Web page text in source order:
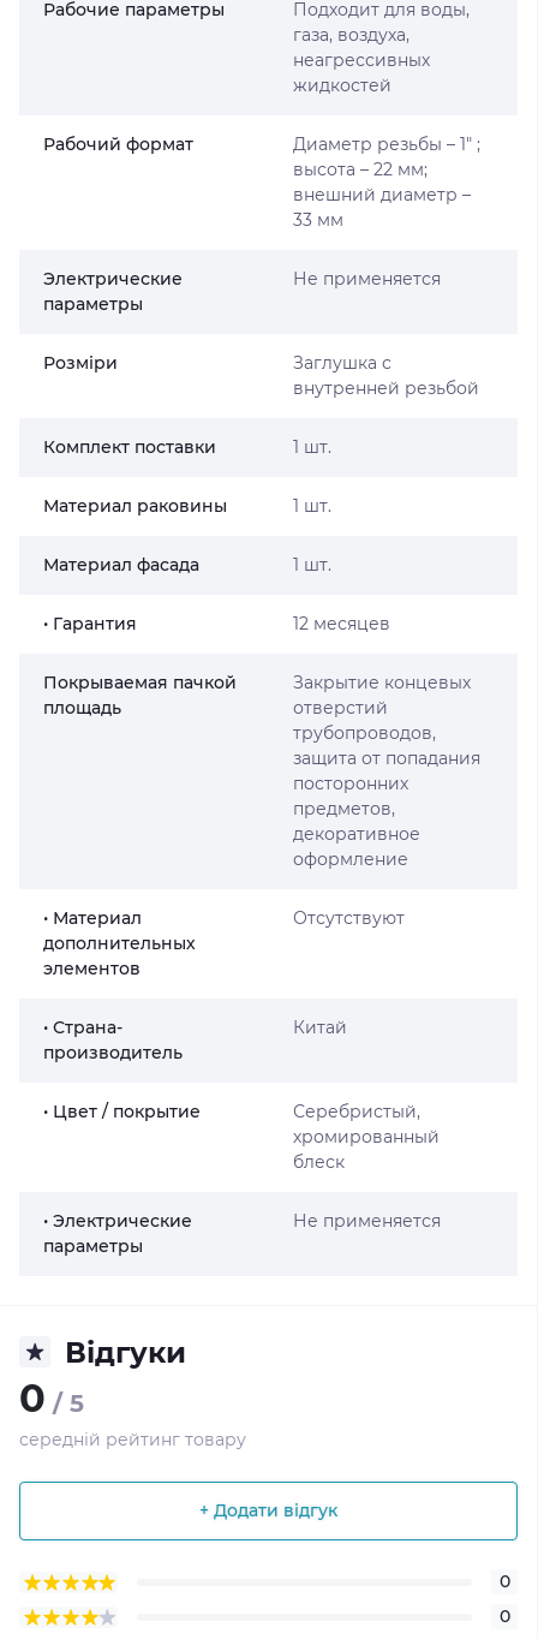
Рабочие параметры
Подходит для воды,
газа, воздуха,
неагрессивных
жидкостей
Рабочий формат
Диаметр резьбы – 1″ ;
высота – 22 мм;
внешний диаметр –
33 мм
Электрические
параметры
Не применяется
Розміри
Заглушка с
внутренней резьбой
Комплект поставки 1 шт.
Материал раковины 1 шт.
Материал фасада 1 шт.
• Гарантия 12 месяцев
Покрываемая пачкой
площадь
Закрытие концевых
отверстий
трубопроводов,
защита от попадания
посторонних
предметов,
декоративное
оформление
• Материал
дополнительных
элементов
Отсутствуют
• Страна-
производитель
Китай
• Цвет / покрытие
Серебристый,
хромированный
блеск
• Электрические
параметры
Не применяется
Відгуки
0 / 5
середній рейтинг товару
+ Додати відгук
0
0